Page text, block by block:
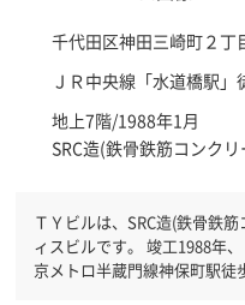
千代田区神田三崎町２丁
ＪＲ中央線「水道橋駅 」
地上7階/1988年1月
SRC造(鉄骨鉄筋コンク
ＴＹビルは、SRC造(鉄骨鉄
ィスビルです。 竣工1988年、ＪＲ中央線水道橋駅徒歩3分です。東
京メトロ半蔵門線神保町駅徒